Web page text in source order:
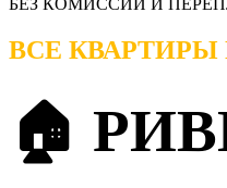
БЕЗ КОМИССИИ И
ВСЕ
🏠